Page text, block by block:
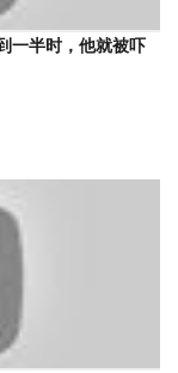
一半时，他就被吓